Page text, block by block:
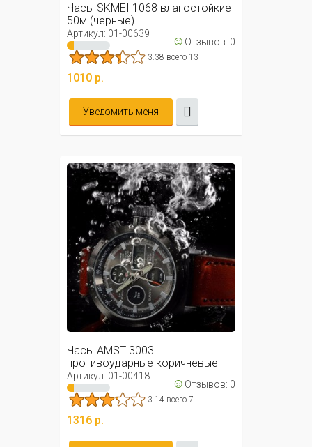
Часы SKMEI 1068 влагостойкие
50м (черные)
Артикул: 01-00639 ☺ Отзывов: 0
3.38 всего 13
1010 р.
Уведомить меня
Часы AMST 3003
противоударные коричневые
Артикул: 01-00418 ☺ Отзывов: 0
3.14 всего 7
1316 р.